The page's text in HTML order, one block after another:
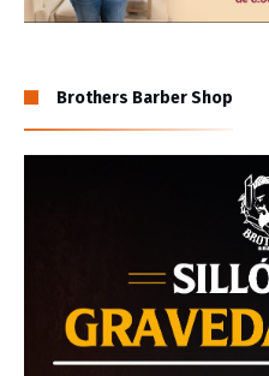
Brothers Barber Shop